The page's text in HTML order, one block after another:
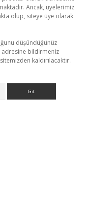
Ancak, üyelerimiz
olup, siteye üye olarak
düşündüğünüz
adresine bildirmeniz
kaldırılacaktır.